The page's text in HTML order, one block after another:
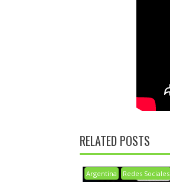
RELATED POSTS
Argentina Redes Sociales